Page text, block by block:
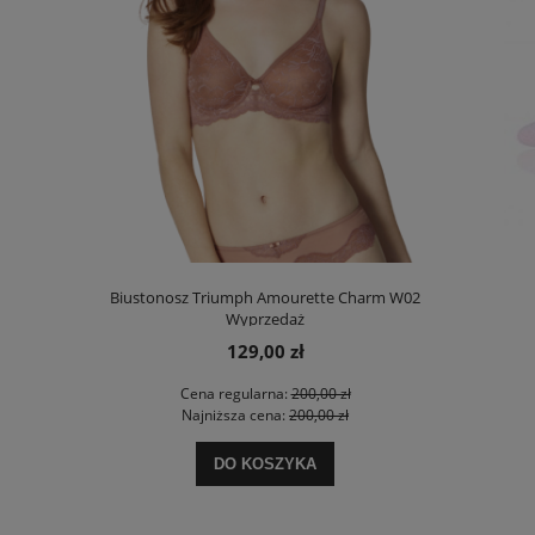
Biustonosz Triumph Amourette Charm W02
Wyprzedaż
129,00 zł
Cena regularna:200,00 zł
Najniższa cena: 200,00 zł
DO KOSZYKA
Biustonosz